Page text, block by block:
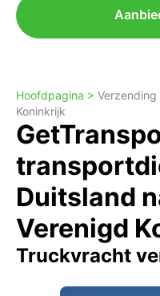
Hoofdpagina > Verzending
Koninkrijk
Duitsland
Verenigd
Truckvracht